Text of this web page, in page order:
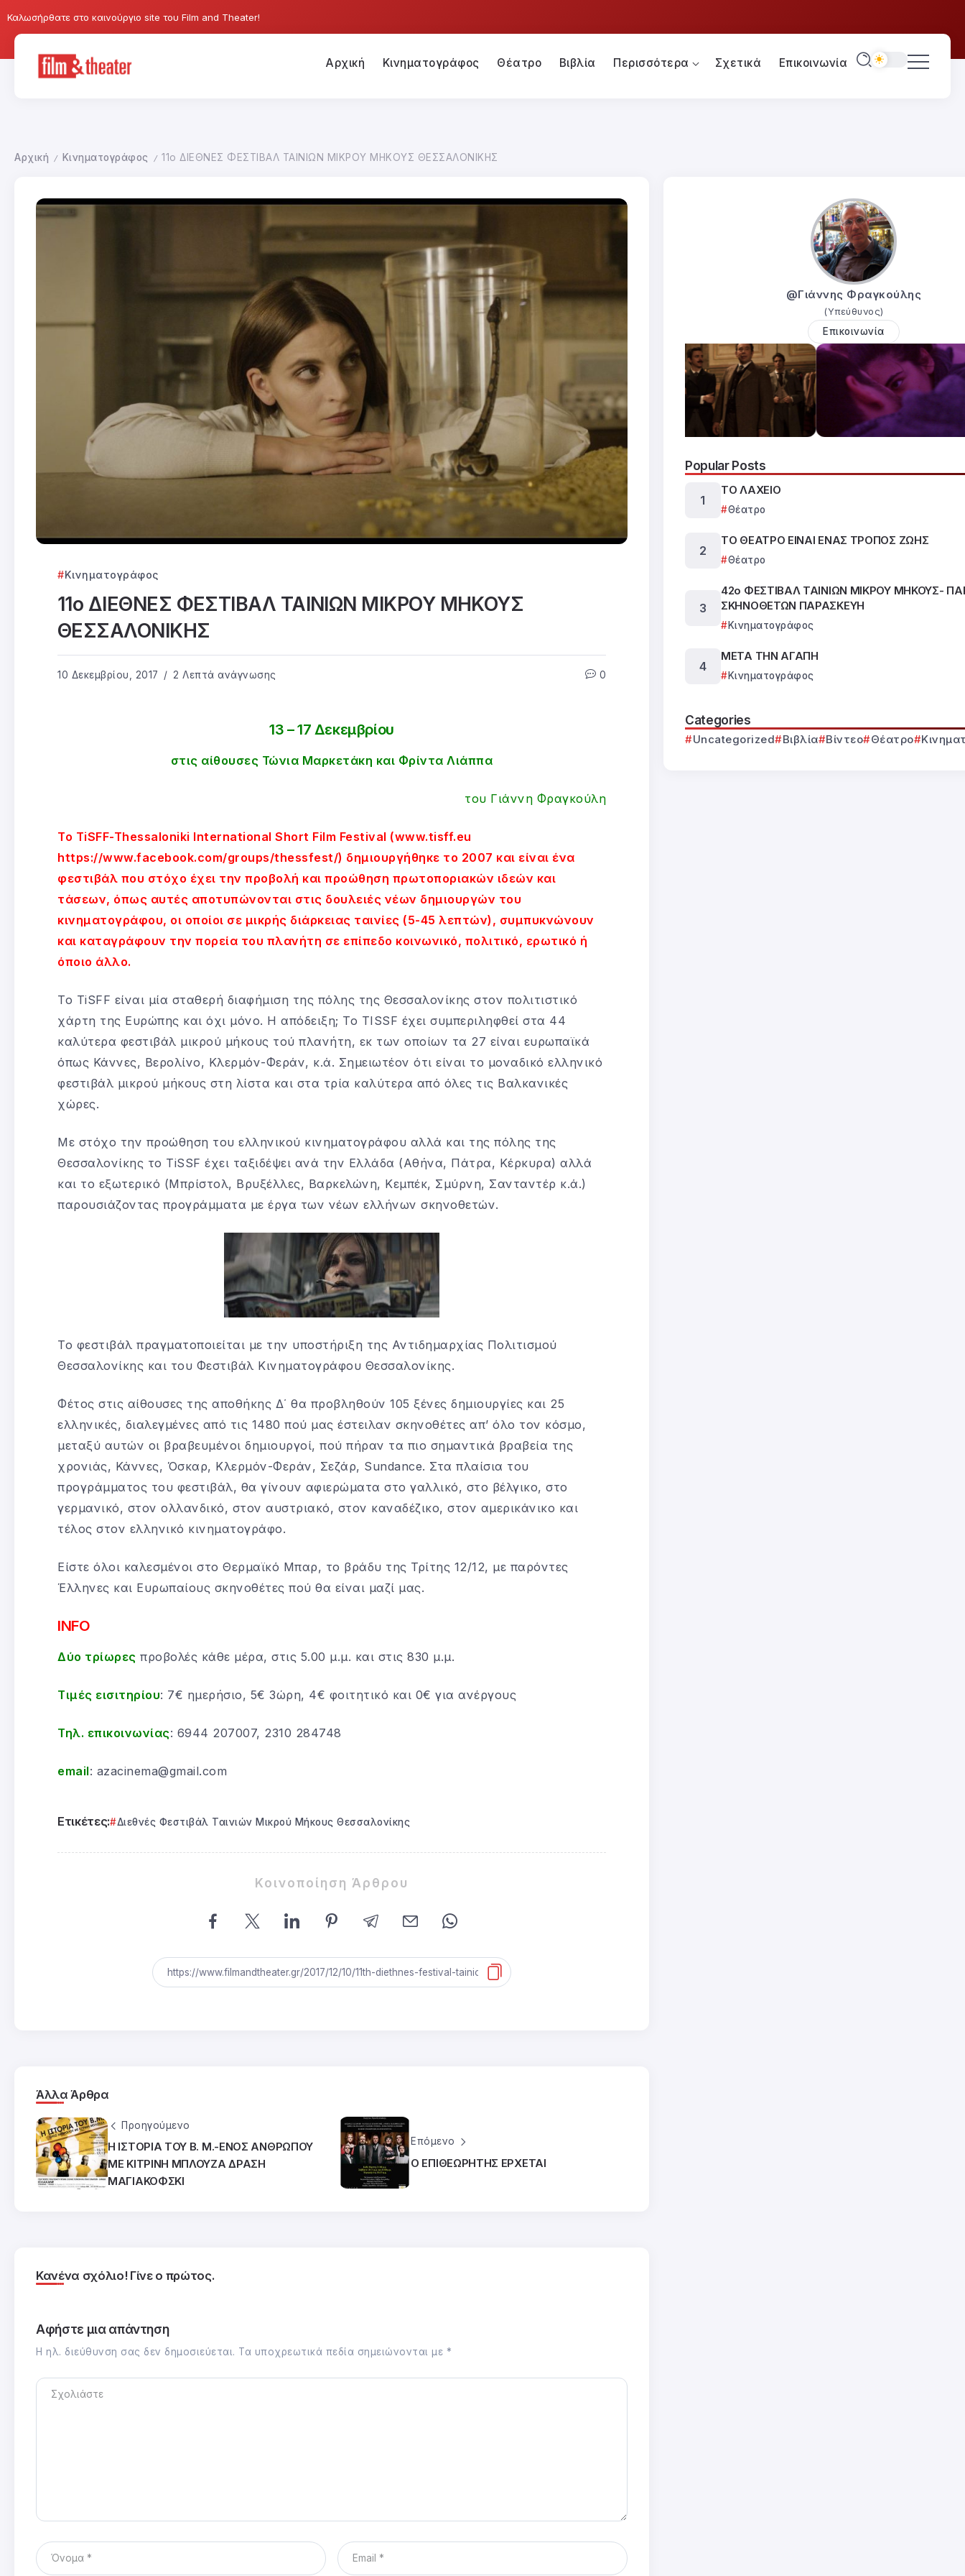
Καλωσήρθατε στο καινούργιο site του Film and Theater!
Αρχική Κινηματογράφος Θέατρο Βιβλία Περισσότερα Σχετικά Επικοινωνία
Αρχική / Κινηματογράφος / 11ο ΔΙΕΘΝΕΣ ΦΕΣΤΙΒΑΛ ΤΑΙΝΙΩΝ ΜΙΚΡΟΥ ΜΗΚΟΥΣ ΘΕΣΣΑΛΟΝΙΚΗΣ
Κινηματογράφος
11ο ΔΙΕΘΝΕΣ ΦΕΣΤΙΒΑΛ ΤΑΙΝΙΩΝ ΜΙΚΡΟΥ ΜΗΚΟΥΣ
ΘΕΣΣΑΛΟΝΙΚΗΣ
10 Δεκεμβρίου, 2017 2 Λεπτά ανάγνωσης 0
13 – 17 Δεκεμβρίου
στις αίθουσες Τώνια Μαρκετάκη και Φρίντα Λιάππα
του Γιάννη Φραγκούλη
Το TiSFF-Thessaloniki International Short Film Festival (www.tisff.eu
https://www.facebook.com/groups/thessfest/) δημιουργήθηκε το 2007 και είναι ένα
φεστιβάλ που στόχο έχει την προβολή και προώθηση πρωτοποριακών ιδεών και
τάσεων, όπως αυτές αποτυπώνονται στις δουλειές νέων δημιουργών του
κινηματογράφου, οι οποίοι σε μικρής διάρκειας ταινίες (5-45 λεπτών), συμπυκνώνουν
και καταγράφουν την πορεία του πλανήτη σε επίπεδο κοινωνικό, πολιτικό, ερωτικό ή
όποιο άλλο.
Το TiSFF είναι μία σταθερή διαφήμιση της πόλης της Θεσσαλονίκης στον πολιτιστικό
χάρτη της Ευρώπης και όχι μόνο. Η απόδειξη; Το TISSF έχει συμπεριληφθεί στα 44
καλύτερα φεστιβάλ μικρού μήκους τού πλανήτη, εκ των οποίων τα 27 είναι ευρωπαϊκά
όπως Κάννες, Βερολίνο, Κλερμόν-Φεράν, κ.ά. Σημειωτέον ότι είναι το μοναδικό ελληνικό
φεστιβάλ μικρού μήκους στη λίστα και στα τρία καλύτερα από όλες τις Βαλκανικές
χώρες.
Με στόχο την προώθηση του ελληνικού κινηματογράφου αλλά και της πόλης της
Θεσσαλονίκης το TiSSF έχει ταξιδέψει ανά την Ελλάδα (Αθήνα, Πάτρα, Κέρκυρα) αλλά
και το εξωτερικό (Μπρίστολ, Βρυξέλλες, Βαρκελώνη, Κεμπέκ, Σμύρνη, Σανταντέρ κ.ά.)
παρουσιάζοντας προγράμματα με έργα των νέων ελλήνων σκηνοθετών.
Το φεστιβάλ πραγματοποιείται με την υποστήριξη της Αντιδημαρχίας Πολιτισμού
Θεσσαλονίκης και του Φεστιβάλ Κινηματογράφου Θεσσαλονίκης.
Φέτος στις αίθουσες της αποθήκης Δ΄ θα προβληθούν 105 ξένες δημιουργίες και 25
ελληνικές, διαλεγμένες από τις 1480 πού μας έστειλαν σκηνοθέτες απ’ όλο τον κόσμο,
μεταξύ αυτών οι βραβευμένοι δημιουργοί, πού πήραν τα πιο σημαντικά βραβεία της
χρονιάς, Κάννες, Όσκαρ, Κλερμόν-Φεράν, Σεζάρ, Sundance. Στα πλαίσια του
προγράμματος του φεστιβάλ, θα γίνουν αφιερώματα στο γαλλικό, στο βέλγικο, στο
γερμανικό, στον ολλανδικό, στον αυστριακό, στον καναδέζικο, στον αμερικάνικο και
τέλος στον ελληνικό κινηματογράφο.
Είστε όλοι καλεσμένοι στο Θερμαϊκό Μπαρ, το βράδυ της Τρίτης 12/12, με παρόντες
Έλληνες και Ευρωπαίους σκηνοθέτες πού θα είναι μαζί μας.
INFO
Δύο τρίωρες προβολές κάθε μέρα, στις 5.00 μ.μ. και στις 830 μ.μ.
Τιμές εισιτηρίου: 7€ ημερήσιο, 5€ 3ώρη, 4€ φοιτητικό και 0€ για ανέργους
Τηλ. επικοινωνίας: 6944 207007, 2310 284748
email: azacinema@gmail.com
Ετικέτες: Διεθνές Φεστιβάλ Ταινιών Μικρού Μήκους Θεσσαλονίκης
Κοινοποίηση Άρθρου
Άλλα Άρθρα
Προηγούμενο
H ΙΣΤΟΡΙΑ ΤΟΥ Β. Μ.-ΕΝΟΣ ΑΝΘΡΩΠΟΥ
ΜΕ ΚΙΤΡΙΝΗ ΜΠΛΟΥΖΑ ΔΡΑΣΗ
ΜΑΓΙΑΚΟΦΣΚΙ
Επόμενο
Ο ΕΠΙΘΕΩΡΗΤΗΣ ΕΡΧΕΤΑΙ
Κανένα σχόλιο! Γίνε ο πρώτος.
Αφήστε μια απάντηση
Η ηλ. διεύθυνση σας δεν δημοσιεύεται. Τα υποχρεωτικά πεδία σημειώνονται με *
@Γιάννης Φραγκούλης
(Υπεύθυνος)
Επικοινωνία
Popular Posts
ΤΟ ΛΑΧΕΙΟ
Θέατρο
ΤΟ ΘΕΑΤΡΟ ΕΙΝΑΙ ΕΝΑΣ ΤΡΟΠΟΣ ΖΩΗΣ
Θέατρο
42ο ΦΕΣΤΙΒΑΛ ΤΑΙΝΙΩΝ ΜΙΚΡΟΥ ΜΗΚΟΥΣ-
ΣΚΗΝΟΘΕΤΩΝ ΠΑΡΑΣΚΕΥΗ
Κινηματογράφος
ΜΕΤΑ ΤΗΝ ΑΓΑΠΗ
Κινηματογράφος
Categories
Uncategorized Βιβλία Βίντεο Θέατρο